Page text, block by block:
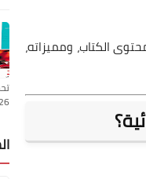
الكتاب، ومميزاته،
2026 تحميل كتاب